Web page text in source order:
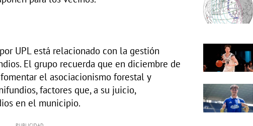
UPL está relacionado con la gestión
El grupo recuerda que en diciembre de
el asociacionismo forestal y
factores que, a su juicio,
en el municipio.